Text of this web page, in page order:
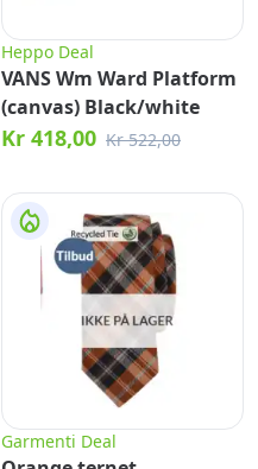
Heppo Deal
VANS Wm Ward Platform
(canvas) Black/white
Kr 418,00 Kr 522,00
Garmenti Deal